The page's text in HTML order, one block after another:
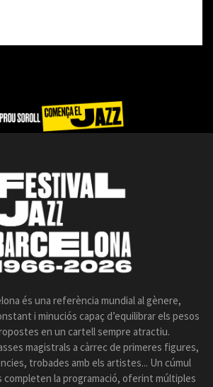
és una referència mundial al gènere,
i minuciós capaç d’equilibrar els pesos
en un cartell sempre atractiu.
magistrals a càrrec de primeres figures,
trobades amb els artistes... Un cúmul
completen la programació, oferint múltiples